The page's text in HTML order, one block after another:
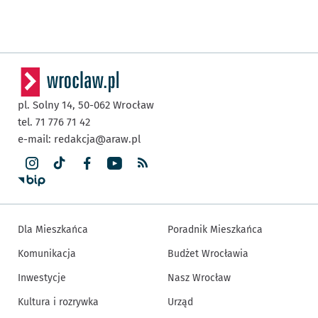
pl. Solny 14, 50-062 Wrocław
tel. 71 776 71 42
e-mail: redakcja@araw.pl
Dla Mieszkańca
Komunikacja
Inwestycje
Kultura i rozrywka
Poradnik Mieszkańca
Budżet Wrocławia
Nasz Wrocław
Urząd